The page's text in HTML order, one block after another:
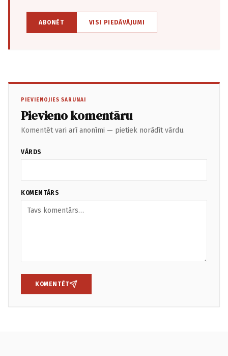
ABONĒT VISI PIEDĀVĀJUMI
PIEVIENOJIES SARUNAI
Pievieno komentāru
Komentēt vari arī anonīmi — pietiek norādīt vārdu.
VĀRDS
KOMENTĀRS
KOMENTĒT